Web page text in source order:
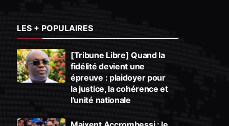
LES + POPULAIRES
[Tribune Libre] Quand la
fidélité devient une
épreuve : plaidoyer pour
la justice, la cohérence et
l’unité nationale